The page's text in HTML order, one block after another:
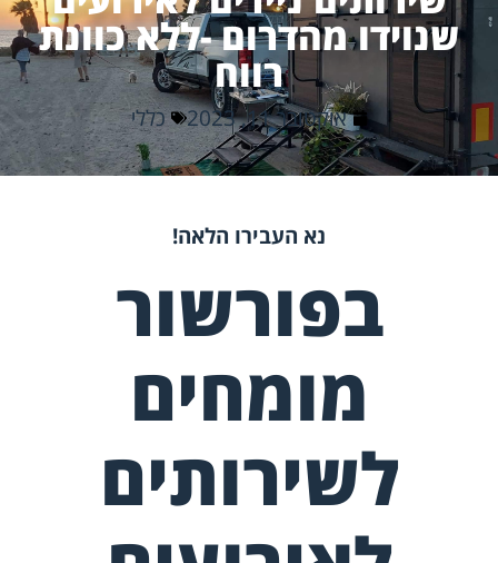
שנוידו מהדרום -ללא כוונת
רווח
אוקטובר 11, 2023 כללי
נא העבירו הלאה!
בפורשור
מומחים
לשירותים